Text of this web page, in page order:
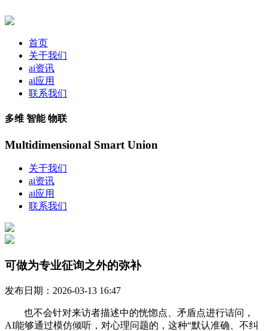
首页
关于我们
ai资讯
ai应用
联系我们
多维 智能 物联
Multidimensional Smart Union
关于我们
ai资讯
ai应用
联系我们
可做为专业征询之外的弥补
发布日期：2026-03-13 16:47
也不会针对来访者描述中的恍惚点、矛盾点进行诘问，
AI能够通过模仿倾听，对心理问题的，这种“默认准确、不纠